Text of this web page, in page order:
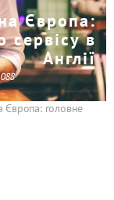
Європа:
сервісу в
Англії
Європа: головне